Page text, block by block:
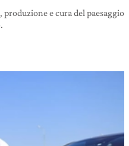
e cura del paesaggio